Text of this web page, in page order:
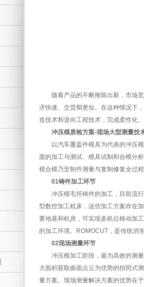
随着产品的不断推陈出新，市场
济快速、交货期更短。在这种情况下
造技术和逆向工程技术，完成柔性化
冲压模质检方案-现场大型测量技
以汽车覆盖件模具为代表的冲压
面的加工与测试、模具试制和合模分
模合模乃至制件测量与复制修复全过程
01铸件加工环节
冲压模毛坯铸件的加工，目前流
型数控加工机床，这些加工方案存在
要地基和机房，可实现多机位移动加
的加工环境。ROMOCUT，是传统消
02现场测量环节
冲压模加工阶段，最为高效的测
大面积获取曲面点云为优势的拍照式
量方案。现场测量解决方案的优势在